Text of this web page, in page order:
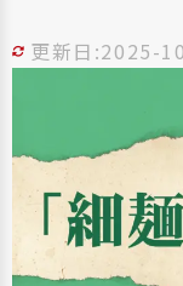
更新日:2025-